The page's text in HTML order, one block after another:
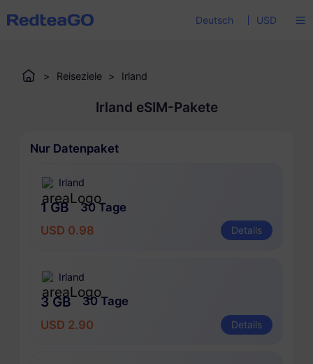
Deutsch USD
> Reiseziele > Irland
Irland eSIM-Pakete
Nur Datenpaket
Irland
1 GB
30 Tage
USD 0.98
Details
Irland
3 GB
30 Tage
USD 2.90
Details